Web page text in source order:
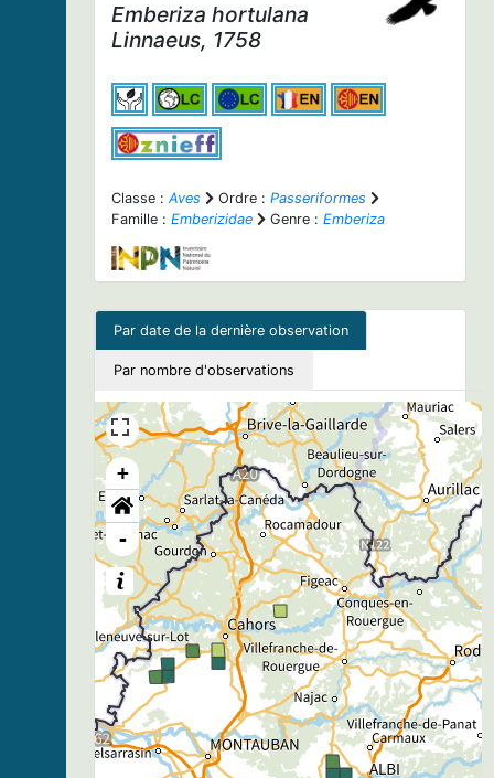
Emberiza hortulana
Linnaeus, 1758
Classe : Aves Ordre : Passeriformes
Famille : Emberizidae Genre : Emberiza
Par date de la dernière observation
Par nombre d'observations
+
-